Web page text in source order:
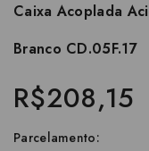
Caixa Acoplada
Branco CD.05F.17
R$208,15
Parcelamento: